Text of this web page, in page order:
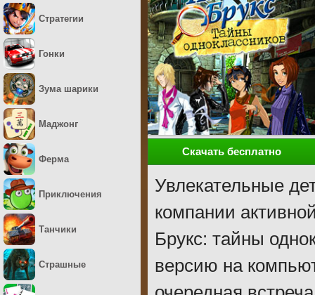
Скачать бесплатно
Увлекательные
компании
Брукс: тайны
версию на
Стратегии
Гонки
Зума шарики
Маджонг
Ферма
Приключения
Танчики
Страшные